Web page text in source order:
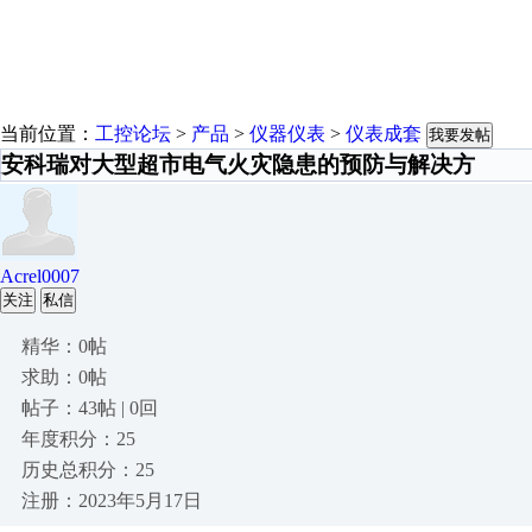
当前位置： 工控论坛 > 产品 > 仪器仪表 > 仪表成套 我要发帖
安科瑞对大型超市电气火灾隐患的预防与解决方
Acrel0007
关注 私信
精华：0帖
求助：0帖
帖子：43帖 | 0回
年度积分：25
历史总积分：25
注册：2023年5月17日